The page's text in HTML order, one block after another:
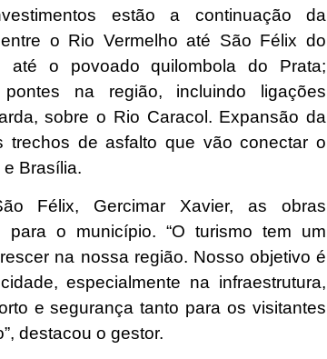
estão a continuação da
o Rio Vermelho até São Félix do
até o povoado quilombola do Prata;
na região, incluindo ligações
sobre o Rio Caracol. Expansão da
trechos de asfalto que vão conectar o
Brasília.
Félix, Gercimar Xavier, as obras
para o município. “O turismo tem um
na nossa região. Nosso objetivo é
especialmente na infraestrutura,
e segurança tanto para os visitantes
destacou o gestor.